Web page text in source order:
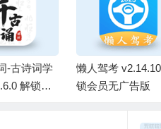
-古诗词学
解锁VIP
懒人驾考
锁会员无广告版